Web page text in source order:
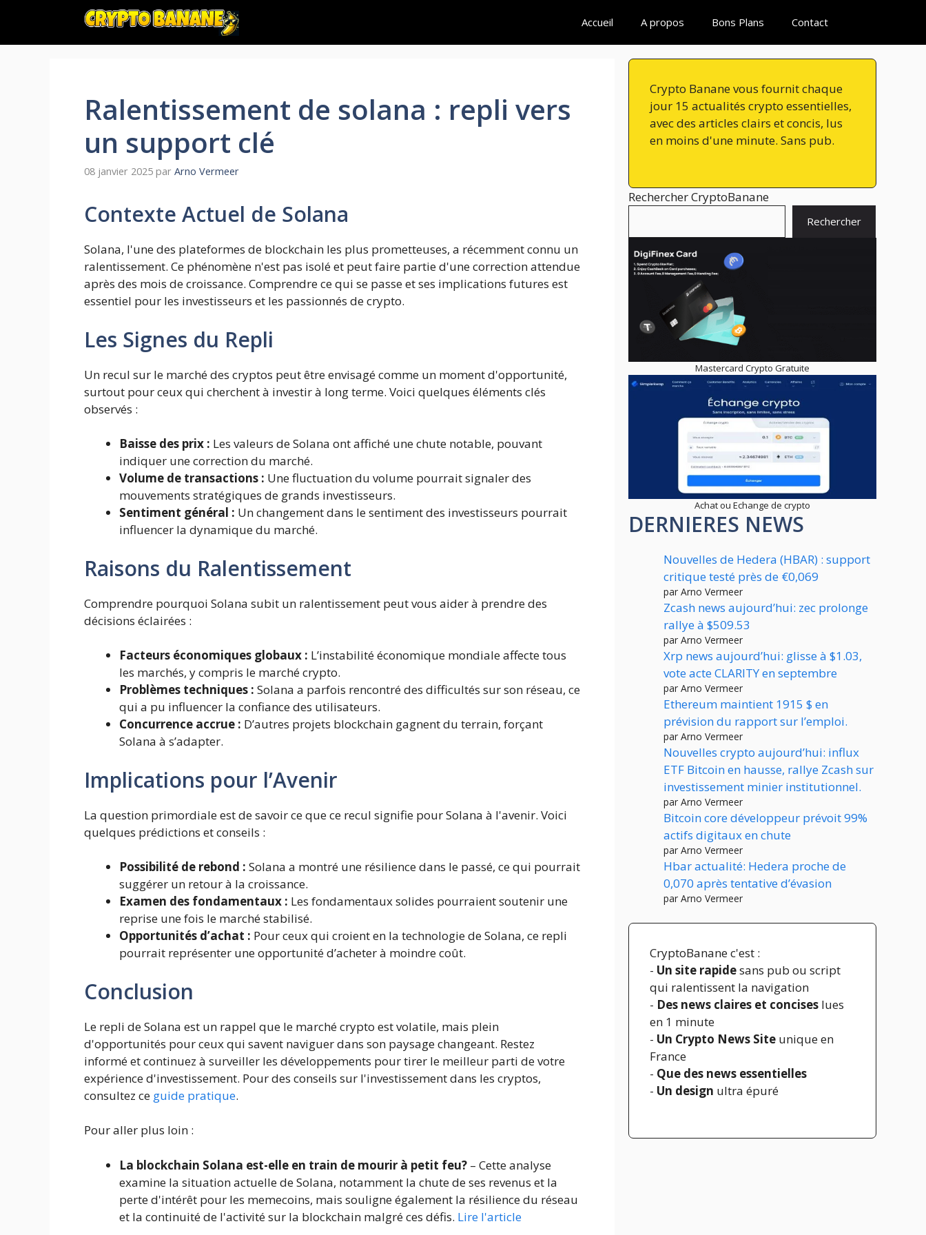
contenu
Accueil A propos Bons Plans Contact
Ralentissement de solana : repli vers
un support clé
08 janvier 2025 par Arno Vermeer
Contexte Actuel de Solana
Solana, l'une des plateformes de blockchain les plus prometteuses, a récemment connu un
ralentissement. Ce phénomène n'est pas isolé et peut faire partie d'une correction attendue
après des mois de croissance. Comprendre ce qui se passe et ses implications futures est
essentiel pour les investisseurs et les passionnés de crypto.
Les Signes du Repli
Un recul sur le marché des cryptos peut être envisagé comme un moment d'opportunité,
surtout pour ceux qui cherchent à investir à long terme. Voici quelques éléments clés
observés :
Baisse des prix : Les valeurs de Solana ont affiché une chute notable, pouvant
indiquer une correction du marché.
Volume de transactions : Une fluctuation du volume pourrait signaler des
mouvements stratégiques de grands investisseurs.
Sentiment général : Un changement dans le sentiment des investisseurs pourrait
influencer la dynamique du marché.
Raisons du Ralentissement
Comprendre pourquoi Solana subit un ralentissement peut vous aider à prendre des
décisions éclairées :
Facteurs économiques globaux : L’instabilité économique mondiale affecte tous
les marchés, y compris le marché crypto.
Problèmes techniques : Solana a parfois rencontré des difficultés sur son réseau, ce
qui a pu influencer la confiance des utilisateurs.
Concurrence accrue : D’autres projets blockchain gagnent du terrain, forçant
Solana à s’adapter.
Implications pour l’Avenir
La question primordiale est de savoir ce que ce recul signifie pour Solana à l'avenir. Voici
quelques prédictions et conseils :
Possibilité de rebond : Solana a montré une résilience dans le passé, ce qui pourrait
suggérer un retour à la croissance.
Examen des fondamentaux : Les fondamentaux solides pourraient soutenir une
reprise une fois le marché stabilisé.
Opportunités d’achat : Pour ceux qui croient en la technologie de Solana, ce repli
pourrait représenter une opportunité d’acheter à moindre coût.
Conclusion
Le repli de Solana est un rappel que le marché crypto est volatile, mais plein
d'opportunités pour ceux qui savent naviguer dans son paysage changeant. Restez
informé et continuez à surveiller les développements pour tirer le meilleur parti de votre
expérience d'investissement. Pour des conseils sur l'investissement dans les cryptos,
consultez ce guide pratique.
Pour aller plus loin :
La blockchain Solana est-elle en train de mourir à petit feu? – Cette analyse
examine la situation actuelle de Solana, notamment la chute de ses revenus et la
perte d'intérêt pour les memecoins, mais souligne également la résilience du réseau
et la continuité de l'activité sur la blockchain malgré ces défis. Lire l'article
Crypto Banane vous fournit chaque
jour 15 actualités crypto essentielles,
avec des articles clairs et concis, lus
en moins d'une minute. Sans pub.
Rechercher CryptoBanane
Rechercher
Mastercard Crypto Gratuite
Achat ou Echange de crypto
DERNIERES NEWS
Nouvelles de Hedera (HBAR) : support
critique testé près de €0,069
par Arno Vermeer
Zcash news aujourd’hui: zec prolonge
rallye à $509.53
par Arno Vermeer
Xrp news aujourd’hui: glisse à $1.03,
vote acte CLARITY en septembre
par Arno Vermeer
Ethereum maintient 1915 $ en
prévision du rapport sur l’emploi.
par Arno Vermeer
Nouvelles crypto aujourd’hui: influx
ETF Bitcoin en hausse, rallye Zcash sur
investissement minier institutionnel.
par Arno Vermeer
Bitcoin core développeur prévoit 99%
actifs digitaux en chute
par Arno Vermeer
Hbar actualité: Hedera proche de
0,070 après tentative d’évasion
par Arno Vermeer
CryptoBanane c'est :
- Un site rapidesans pub ou script
qui ralentissent la navigation
- Des news claires et concises lues
en 1 minute
- Un Crypto News Site unique en
France
- Que des news essentielles
- Un design ultra épuré